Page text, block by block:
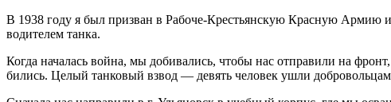
В 1938 году я был при­зван в Рабоче-Крестьянскую Красную Армию
водителем танка.
Когда началась война, мы добивались, чтобы нас от­правили на
бились. Целый танковый взвод — девять человек ушли